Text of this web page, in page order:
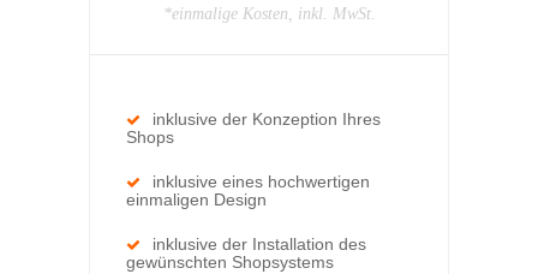
*einmalige Kosten, inkl. MwSt.
inklusive der Konzeption Ihres
Shops
inklusive eines hochwertigen
einmaligen Design
inklusive der Installation des
gewünschten Shopsystems